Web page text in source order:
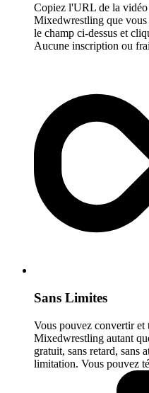
Copiez l'URL de la
Mixedwrestling que vous
le champ ci-dessus et
Aucune inscription ou
Sans Limites
Vous pouvez convertir et
Mixedwrestling autant
gratuit, sans retard, sans
limitation. Vous pouvez